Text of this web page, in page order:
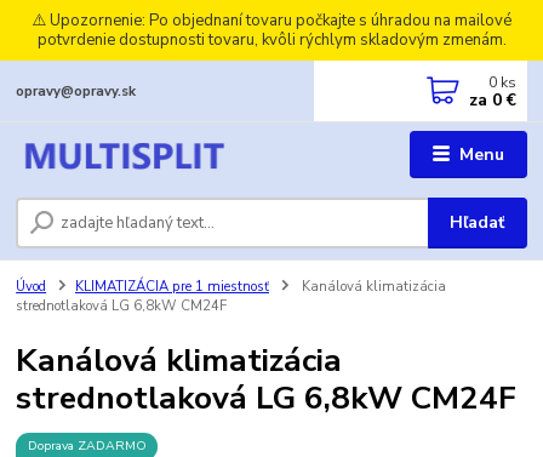
⚠️ Upozornenie: Po objednaní tovaru počkajte s úhradou na mailové
potvrdenie dostupnosti tovaru, kvôli rýchlym skladovým zmenám.
Menu
Hľadať
opravy@opravy.sk 0 ks
za 0 €
Úvod KLIMATIZÁCIA pre 1 miestnosť
Kanálová klimatizácia
strednotlaková LG 6,8kW CM24F
Kanálová klimatizácia
strednotlaková LG 6,8kW CM24F
Doprava ZADARMO